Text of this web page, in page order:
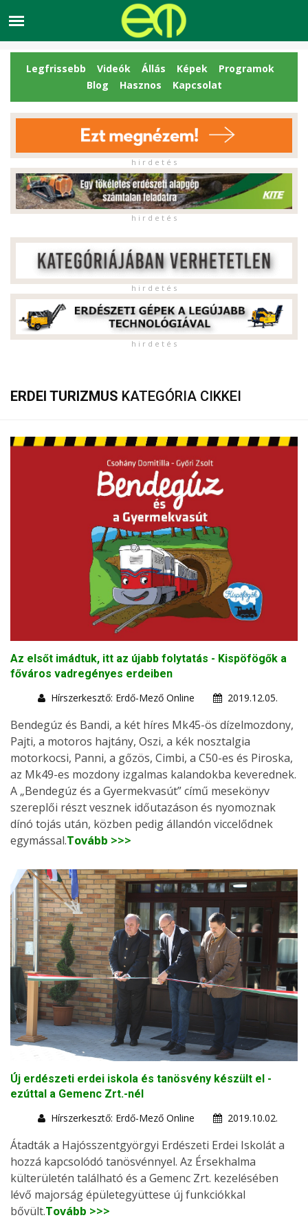
Legfrissebb Videók Állás Képek
Programok
Blog
Hasznos Kapcsolat
h i r d e t é s
h i r d e t é s
h i r d e t é s
h i r d e t é s
ERDEI TURIZMUS KATEGÓRIA CIKKEI
Az elsőt imádtuk, itt az újabb folytatás - Kispöfögők a
főváros vadregényes erdeiben
Hírszerkesztő: Erdő-Mező Online
2019.12.05.
Bendegúz és Bandi, a két híres Mk45-ös dízelmozdony,
Pajti, a motoros hajtány, Oszi, a kék nosztalgia
motorkocsi, Panni, a gőzös, Cimbi, a C50-es és Piroska,
az Mk49-es mozdony izgalmas kalandokba keverednek.
A „Bendegúz és a Gyermekvasút” című mesekönyv
szereplői részt vesznek időutazáson és nyomoznak
dínó tojás után, közben pedig állandón viccelődnek
egymással.Tovább >>>
Új erdészeti erdei iskola és tanösvény készült el -
ezúttal a Gemenc Zrt.-nél
Hírszerkesztő: Erdő-Mező Online
2019.10.02.
Átadták a Hajósszentgyörgyi Erdészeti Erdei Iskolát a
hozzá kapcsolódó tanösvénnyel. Az Érsekhalma
külterületén található és a Gemenc Zrt. kezelésében
lévő majorság épületegyüttese új funkciókkal
bővült.Tovább >>>